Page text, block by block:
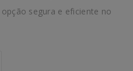
segura e eficiente no